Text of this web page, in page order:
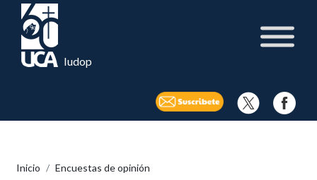
Iudop
Inicio Encuestas de opinión